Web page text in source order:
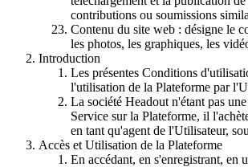
contributions ou soumissions
Contenu du site web : désigne le
les photos, les graphiques, les
Introduction
Les présentes Conditions
l'utilisation de la Plateforme par
La société Headout n'étant pas
Service sur la Plateforme, il
en tant qu'agent de l'Utilisateur,
Accès et Utilisation de la Plateforme
En accédant, en s'enregistrant, en